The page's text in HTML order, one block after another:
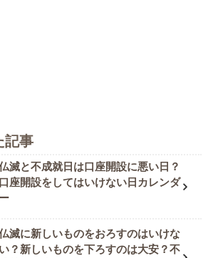
記事
滅と不成就日は口座開設に悪い日？
口座開設をしてはいけない日カレンダ
ー
滅に新しいものをおろすのはいけな
い？新しいものを下ろすのは大安？不